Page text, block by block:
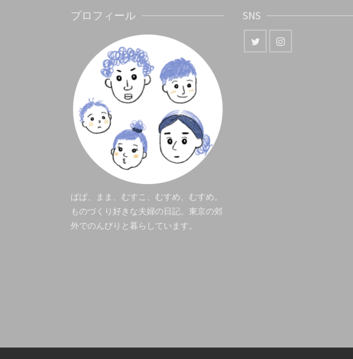
プロフィール
ぱぱ、まま、むすこ、むすめ、むすめ。
ものづくり好きな夫婦の日記。東京の郊
外でのんびりと暮らしています。
SNS